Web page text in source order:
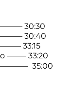
30:30
30:40
33:15
——– 33:20
———— 35:00